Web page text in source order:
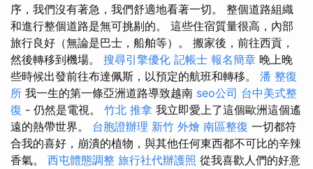
序，我們沒有著急，我們舒適地看著一切。 整個道路組織
和進行整個道路是無可挑剔的。 這些住宿質量很高，內部
旅行良好（無論是巴士，船舶等）。 搬家後，前往西貢，
然後轉移到機場。 搜尋引擎優化 記帳士 報名簡章 晚上晚
些時候出發前往布達佩斯，以預定的航班和轉移。 潘 整復
所 我一生的第一條亞洲道路導致越南 seo公司 台中美式整
復 - 仍然是電視。 竹北 推拿 我立即愛上了這個歐洲這個遙
遠的熱帶世界。 台胞證辦理 新竹 外燴 南區整復 一切都符
合我的喜好，崩潰的植物，與其他任何東西都不可比的辛辣
香氣。 西屯體態調整 旅行社代辦護照 從我喜歡人們的好意